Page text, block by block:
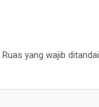
Ruas yang wajib ditandai